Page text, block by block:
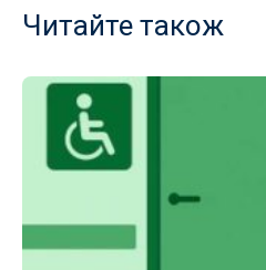
Читайте також